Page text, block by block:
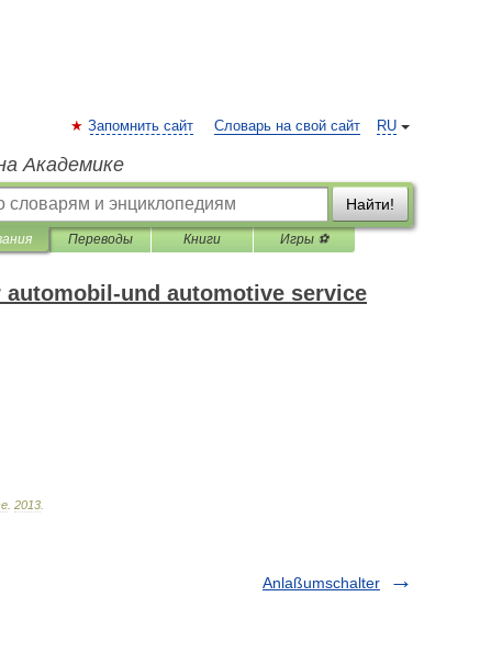
RU
Запомнить сайт Словарь на свой сайт
Академике
Найти!
Переводы Книги Игры ⚽
und automotive service
2013
Anlaßumschalter